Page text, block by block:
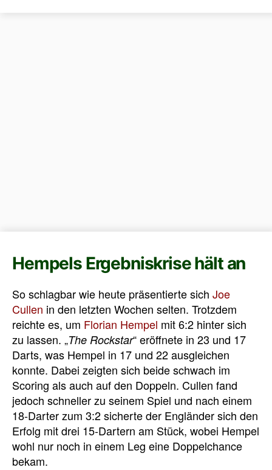
Hempels Ergebniskrise hält an
So schlagbar wie heute präsentierte sich Joe
Cullen in den letzten Wochen selten. Trotzdem
reichte es, um Florian Hempel mit 6:2 hinter sich
zu lassen. „The Rockstar“ eröffnete in 23 und 17
Darts, was Hempel in 17 und 22 ausgleichen
konnte. Dabei zeigten sich beide schwach im
Scoring als auch auf den Doppeln. Cullen fand
jedoch schneller zu seinem Spiel und nach einem
18-Darter zum 3:2 sicherte der Engländer sich den
Erfolg mit drei 15-Dartern am Stück, wobei Hempel
wohl nur noch in einem Leg eine Doppelchance
bekam.